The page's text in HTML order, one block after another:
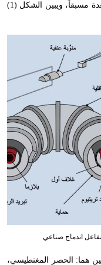
مسبقاً،
ويبين الشكل (1)
هما: الحصر المغنطيسي،